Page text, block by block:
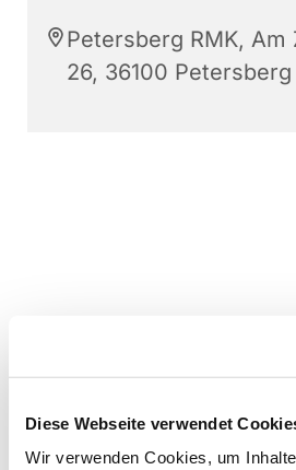
Diese Webseite verwendet
Wir verwenden Cookies, um
Petersberg RMK, Am
26, 36100 Petersberg